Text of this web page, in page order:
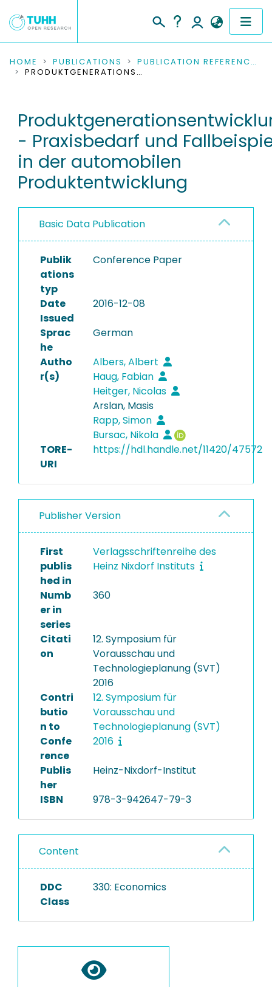
COMMUNITIES & COLLECTIONS
RESEARCH DATA
PEOPLE
INSTITUTIONS
PROJECTS
HOME PUBLICATIONS
PUBLICATION REFERENCES
PRODUKTGENERATIONSENTWICKLUNG - PRAXISBEDARF UND FALLBEISPIEL IN DER AUTOMOBILEN PRODUKTENTWICKLUNG
- Praxisbedarf und
in der automobilen
Produktentwicklung
Basic Data Publication
Publik
ations
typ
Conference Paper
Date
Issued
2016-12-08
Sprac
he
German
Autho
r(s)
Albers, Albert
Haug, Fabian
Heitger, Nicolas
Arslan, Masis
Rapp, Simon
Bursac, Nikola
TORE-
URI
https://hdl.handle.net/11420/47572
Publisher Version
First
publis
hed in
Verlagsschriftenreihe des
Heinz Nixdorf Instituts
Numb
er in
series
360
Citati
on
12. Symposium für
Vorausschau und
Technologieplanung (SVT)
2016
Contri
butio
n to
Confe
rence
12. Symposium für
Vorausschau und
Technologieplanung (SVT)
2016
Publis
her
Heinz-Nixdorf-Institut
ISBN 978-3-942647-79-3
Content
DDC
Class
330: Economics